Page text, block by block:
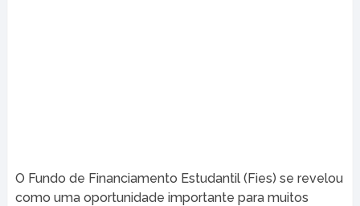
O Fundo de Financiamento Estudantil (Fies) se revelou
como uma oportunidade importante para muitos